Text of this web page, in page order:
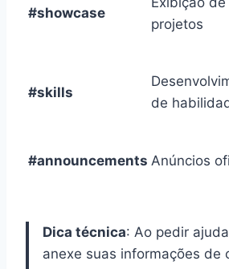
#showcase
projetos
#skills
de
#announcements Anúncios
Dica técnica: Ao pedir
anexe suas informações de